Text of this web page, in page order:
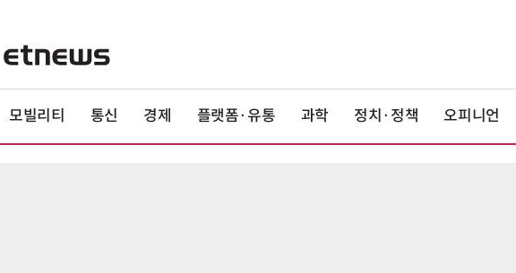
모빌리티 통신 경제 플랫폼·유통 과학 정치·정책 오피니언